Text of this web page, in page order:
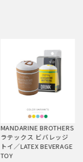
BITE ME リトルジェリー
ベアラテックスおもちゃ
（3個入り）／LITTLE
JELLY BEAR LATEX TOY